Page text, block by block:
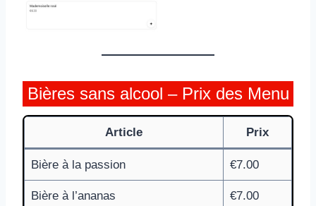
Bières sans alcool – Prix des Menu
Article Prix
Bière à la passion €7.00
Bière à l’ananas €7.00